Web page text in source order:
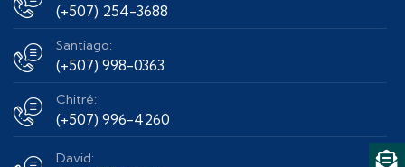
(+507) 254-3688
Santiago:
(+507) 998-0363
Chitré:
(+507) 996-4260
David: